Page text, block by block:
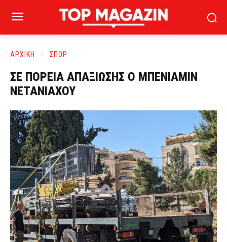
ΑΡΧΙΚΗ ΣΠΟΡ
ΣΕ ΠΟΡΕΙΑ ΑΠΑΞΙΩΣΗΣ Ο ΜΠΕΝΙΑΜΙΝ
ΝΕΤΑΝΙΑΧΟΥ